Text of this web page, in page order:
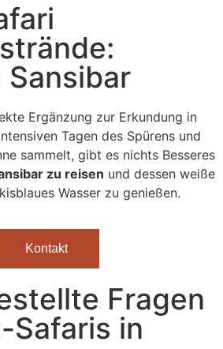
Sansibar
Ergänzung zur Erkundung in
Tagen des Spürens und
sammelt, gibt es nichts Besseres
zu reisen und dessen weiße
Wasser zu genießen.
Kontakt
Fragen
Safaris in